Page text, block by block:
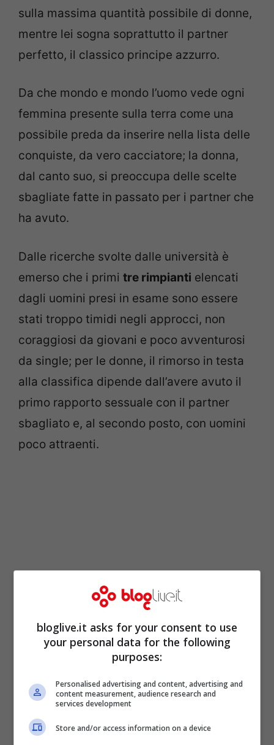
sulla massima quantità possibile di donne,
mentre lei sogna soprattutto il partner
perfetto, il classico principe azzurro.
Da che mondo e mondo l’uomo vede ogni
femmina presente sulla terra come una
possibile preda da inserire nella lista delle
conquiste, da vero cacciatore; la donna,
dal canto suo, si preoccupa delle scelte
sbagliate fatte in passato per i partner che
ha avuto.
Dalle ricerche svolte dalle università è
emerso che i primi tre rimpianti elencati
dagli uomini presi in esame sono essere
stati troppo timidi negli approcci, non
coraggiosi da giovani e poco avventurosi
da single; per le donne, il rimorso in testa
alla classifica dipende dall’avere avuto il
primo rapporto sessuale con il partner
sbagliato e, al secondo posto, con uomini
poco attraenti.
Martie Haselton, la psicologa che ha
diretto le indagini universitarie, spiega che
“le pressioni evolutive spiegano
probabilmente i diversi rimorsi. Tali
differenze sono legate al processo
bloglive.it asks for your consent to use
your personal data for the following
purposes:
Personalised advertising and content, advertising and
content measurement, audience research and
services development
Store and/or access information on a device